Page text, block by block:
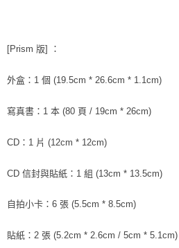
[Prism 版] ：
外盒：1 個 (19.5cm * 26.6cm * 1.1cm)
寫真書：1 本 (80 頁 / 19cm * 26cm)
CD：1 片 (12cm * 12cm)
CD 信封與貼紙：1 組 (13cm * 13.5cm)
自拍小卡：6 張 (5.5cm * 8.5cm)
貼紙：2 張 (5.2cm * 2.6cm / 5cm * 5.1cm)